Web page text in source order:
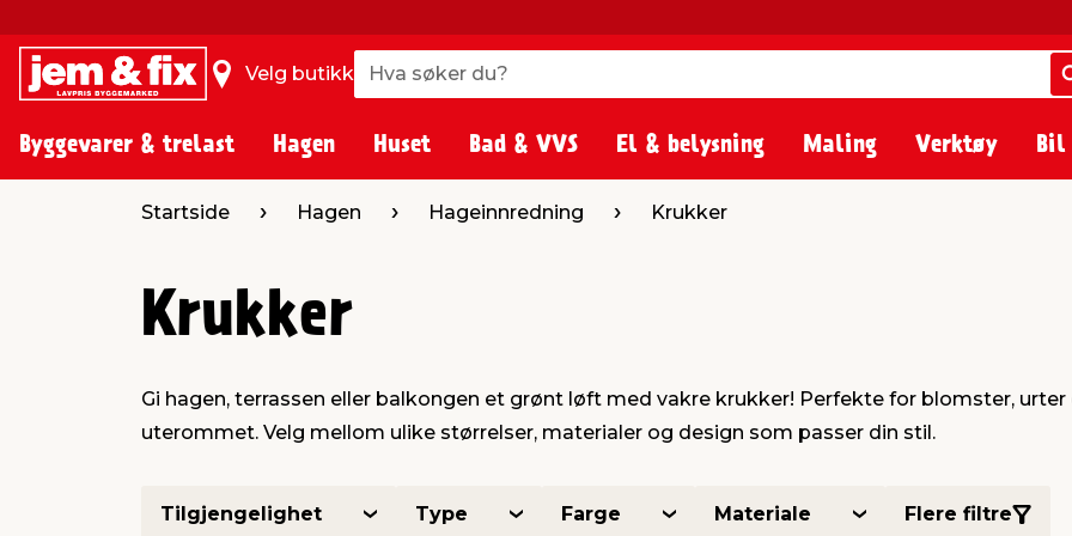
Velg butikk Hva søker du?
Hva søker du?
Byggevarer & trelast Hagen Huset Bad & VVS El & belysning Maling Verktøy
Startside Hagen Hageinnredning Krukker
Krukker
Gi hagen, terrassen eller balkongen et grønt løft med vakre krukker! Perfekte for blomster,
uterommet. Velg mellom ulike størrelser, materialer og design som passer din stil.
Tilgjengelighet Type Farge Materiale Flere filtre